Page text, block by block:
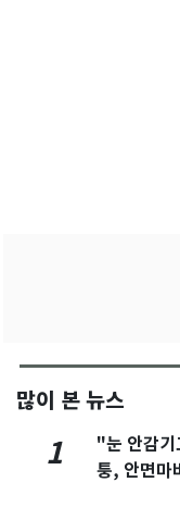
많이 본 뉴스
1
"눈 안감
퉁, 안면마